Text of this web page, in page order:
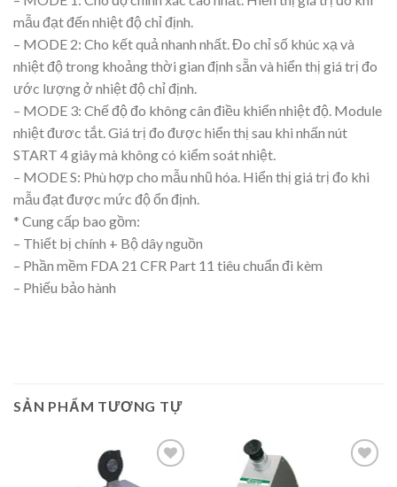
mẫu đạt đến nhiệt độ chỉ định.
– MODE 2: Cho kết quả nhanh nhất. Đo chỉ số khúc xạ và
nhiệt độ trong khoảng thời gian định sẵn và hiển thị giá trị đo
ước lượng ở nhiệt độ chỉ định.
– MODE 3: Chế độ đo không cân điều khiển nhiệt độ. Module
nhiệt đươc tắt. Giá trị đo được hiển thị sau khi nhấn nút
START 4 giây mà không có kiểm soát nhiệt.
– MODE S: Phù hợp cho mẫu nhũ hóa. Hiển thị giá trị đo khi
mẫu đạt được mức độ ổn định.
* Cung cấp bao gồm:
– Thiết bị chính + Bộ dây nguồn
– Phần mềm FDA 21 CFR Part 11 tiêu chuẩn đi kèm
– Phiếu bảo hành
SẢN PHẨM TƯƠNG TỰ